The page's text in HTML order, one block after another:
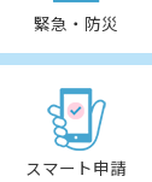
緊急・防災
スマート申請